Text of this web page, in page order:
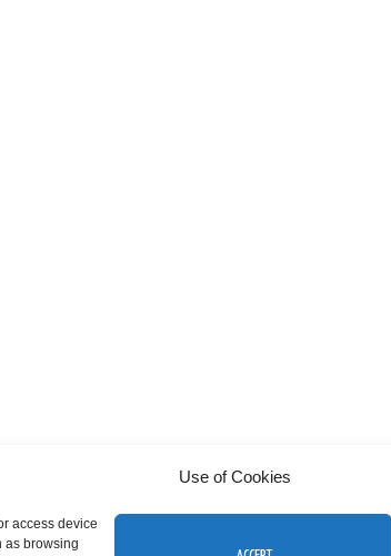
Use of Cookies
access device
as browsing